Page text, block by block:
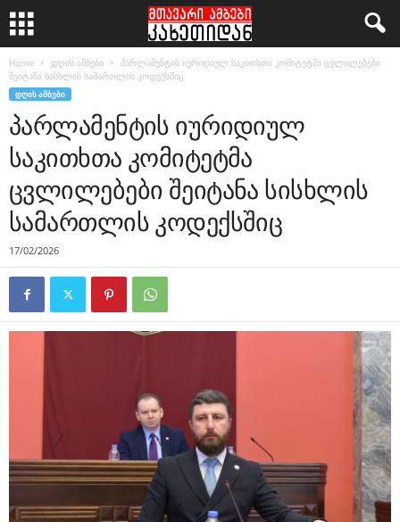
Home დღის ამბები
პარლამენტის იურიდიულ საკითხთა კომიტეტმა ცვლილებები
შეიტანა სისხლის სამართლის კოდექსშიც
ᲓᲦᲘᲡ ᲐᲛᲑᲔᲑᲘ
პარლამენტის იურიდიულ
საკითხთა კომიტეტმა
ცვლილებები შეიტანა სისხლის
სამართლის კოდექსშიც
17/02/2026